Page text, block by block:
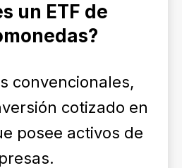
un ETF de
convencionales,
cotizado en
posee activos de